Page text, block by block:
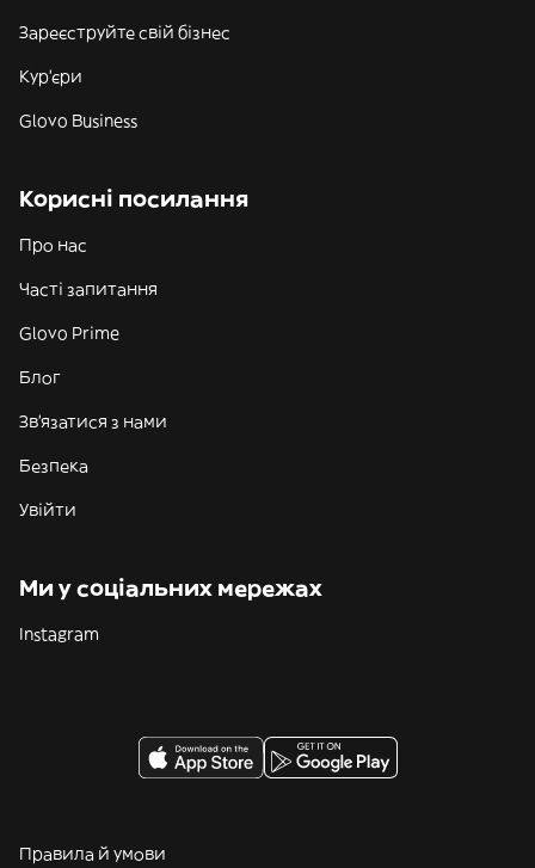
Зареєструйте свій бізнес
Кур'єри
Glovo Business
Корисні посилання
Про нас
Часті запитання
Glovo Prime
Блог
Зв'язатися з нами
Безпека
Увійти
Ми у соціальних мережах
Instagram
Правила й умови